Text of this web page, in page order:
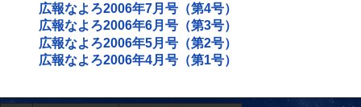
広報なよろ2006年7月号（第4号）
広報なよろ2006年6月号（第3号）
広報なよろ2006年5月号（第2号）
広報なよろ2006年4月号（第1号）